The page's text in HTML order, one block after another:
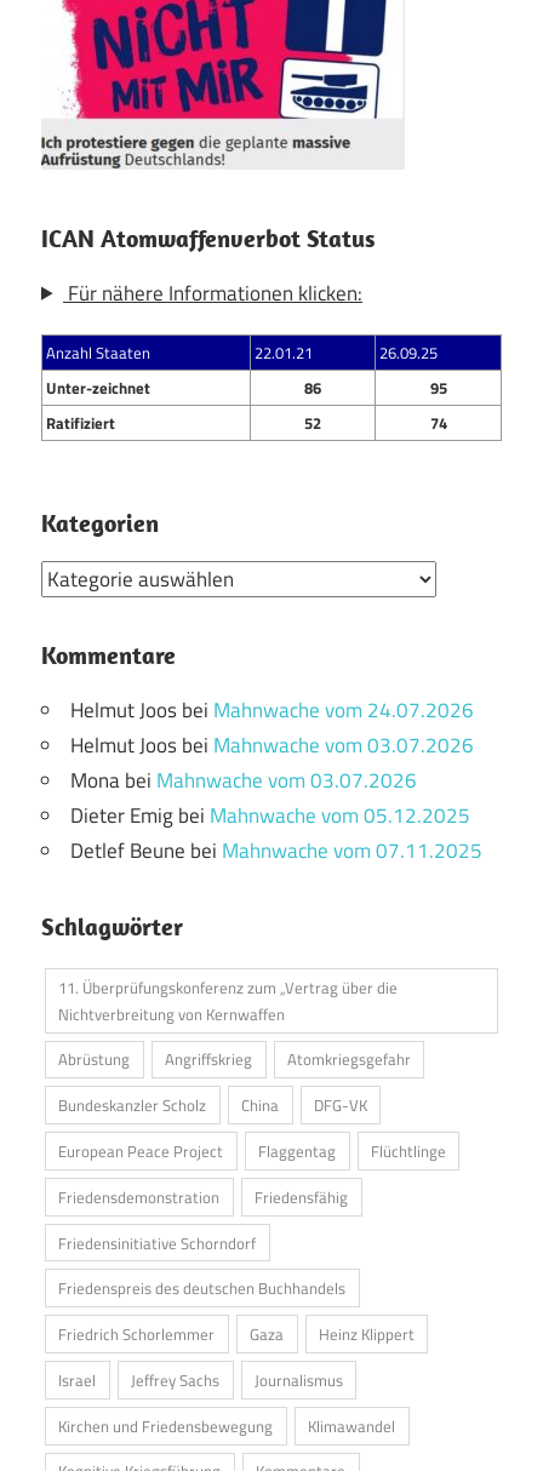
ICAN Atomwaffenverbot Status
Für nähere Informationen klicken:
Anzahl Staaten 22.01.21
26.09.25
Unter-zeichnet
86
95
Ratifiziert
52 74
Kategorien
Kategorien
Kommentare
Helmut Joosbei Mahnwache vom 24.07.2026
Helmut Joosbei Mahnwache vom 03.07.2026
Monabei Mahnwache vom 03.07.2026
Dieter Emigbei Mahnwache vom 05.12.2025
Detlef Beune bei Mahnwache vom 07.11.2025
Schlagwörter
11. Überprüfungskonferenz zum „Vertrag über die
Nichtverbreitung von Kernwaffen
Abrüstung
Angriffskrieg
Atomkriegsgefahr
Bundeskanzler Scholz
China
DFG-VK
European Peace Project
Flaggentag
Flüchtlinge
Friedensdemonstration
Friedensfähig
Friedensinitiative Schorndorf
Friedenspreis des deutschen Buchhandels
Friedrich Schorlemmer
Gaza
Heinz Klippert
Israel
Jeffrey Sachs
Journalismus
Kirchen und Friedensbewegung
Klimawandel